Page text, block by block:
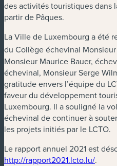
des activités touristiques dans
partir de Pâques.
La Ville de Luxembourg a été
du Collège échevinal Monsieur
Monsieur Maurice Bauer,
échevinal, Monsieur Serge
gratitude envers l’équipe du
faveur du développement
Luxembourg. Il a souligné la
échevinal de continuer à
les projets initiés par le LCTO.
Le rapport annuel 2021 est
http://rapport2021.lcto.lu/.